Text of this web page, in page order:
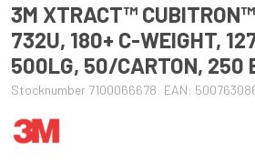
3M XTRACT™
732U, 180+ C-WEIGHT,
500LG, 50/CARTON, 250
Stocknumber 7100066678 EAN: